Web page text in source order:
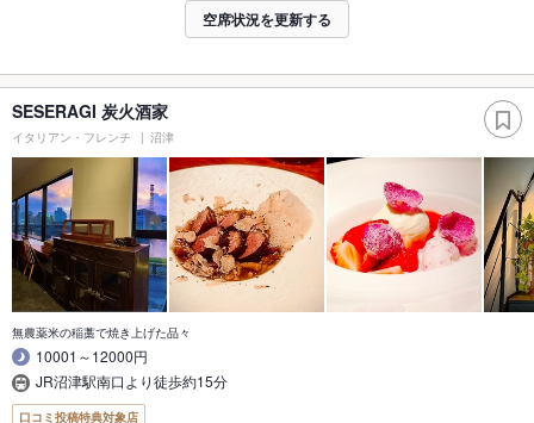
空席状況を更新する
SESERAGI 炭火酒家
イタリアン・フレンチ 沼津
無農薬米の稲藁で焼き上げた品々
10001～12000円
JR沼津駅南口より徒歩約15分
口コミ投稿特典対象店